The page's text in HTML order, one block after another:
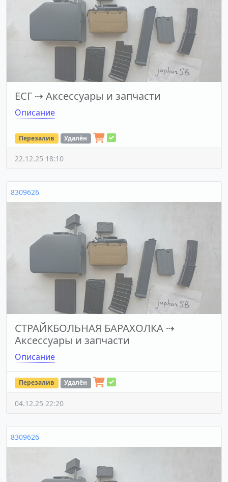
ЕСГ ⇢ Аксессуары и запчасти
Описание
Перезалив Удалён
22.12.25 18:10
8309626
СТРАЙКБОЛЬНАЯ БАРАХОЛКА ⇢
Аксессуары и запчасти
Описание
Перезалив Удалён
04.12.25 22:20
8309626